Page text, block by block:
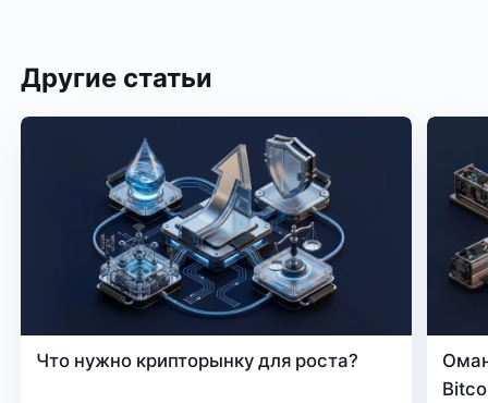
Другие статьи
Что нужно крипторынку для роста?